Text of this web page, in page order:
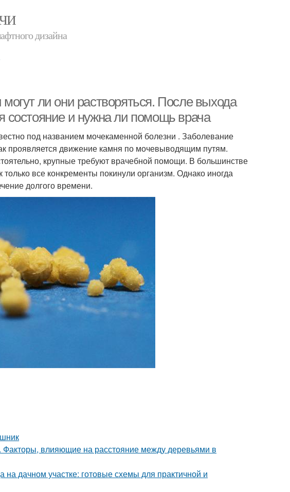
дизайна
ли они растворяться. После выхода
состояние и нужна ли помощь врача
под названием мочекаменной болезни . Заболевание
проявляется движение камня по мочевыводящим путям.
крупные требуют врачебной помощи. В большинстве
все конкременты покинули организм. Однако иногда
долгого времени.
влияющие на расстояние между деревьями в
дачном участке: готовые схемы для практичной и